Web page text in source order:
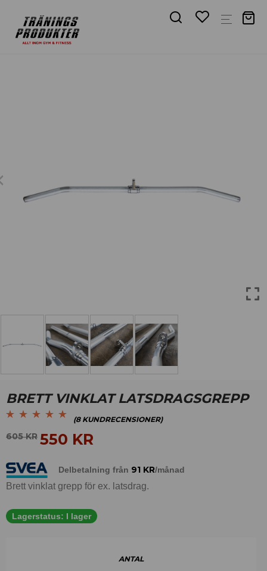
BRETT VINKLAT LATSDRAGSGREPP
5 baserat på
kundrecensioner
(8KUNDRECENSIONER)
605KR 550 KR
Delbetalning från 91 KR/månad
Brett vinklat grepp för ex. latsdrag.
Lagerstatus: I lager
ANTAL